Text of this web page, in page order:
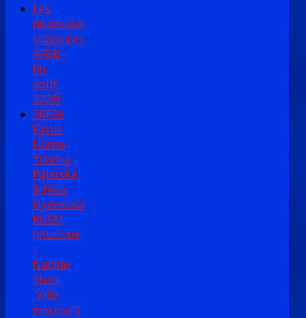
Les
nouveaux
stagiaires
AFBB -
fin
août
2026!
SPF26
Finale
Danse
Simona
Pajerská
& Nela
Hyriaková
KGŠM
(musique
:
Nadine
Shah
"Ville
morose")